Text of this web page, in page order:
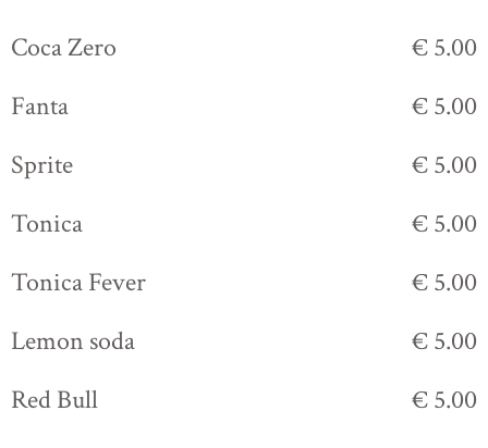
Coca Zero
€ 5.00
Fanta
€ 5.00
Sprite
€ 5.00
Tonica
€ 5.00
Tonica Fever
€ 5.00
Lemon soda
€ 5.00
Red Bull
€ 5.00